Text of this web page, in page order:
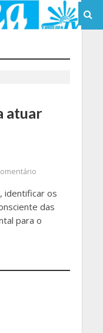
atuar
identificar os
das
para o